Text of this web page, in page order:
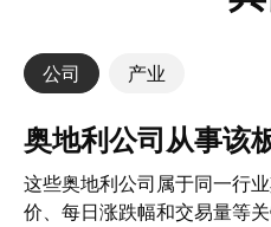
公司 产业
奥地利公司从事该
这些奥地利公司属于同一行
价、每日涨跌幅和交易量等